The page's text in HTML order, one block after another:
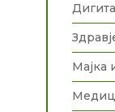
Мајка